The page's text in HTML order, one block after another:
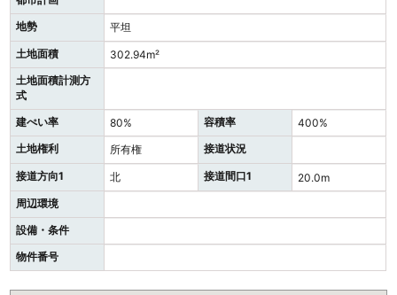
地勢
平坦
土地面積
302.94m²
土地面積計測方
式
建ぺい率
80% 容積率
400%
土地権利
所有権 接道状況
接道方向1 北 接道間口1
20.0m
周辺環境
設備・条件
物件番号